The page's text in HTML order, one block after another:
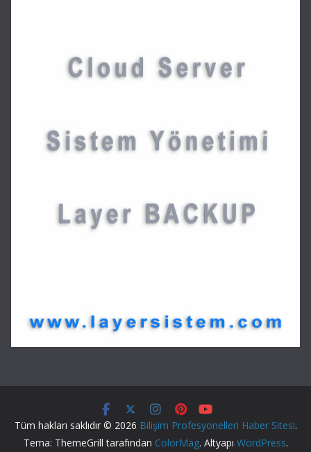
Tüm hakları saklıdır © 2026 Bilişim Profesyonelleri Haber Sitesi.
Tema: ThemeGrill tarafından ColorMag. Altyapı WordPress.